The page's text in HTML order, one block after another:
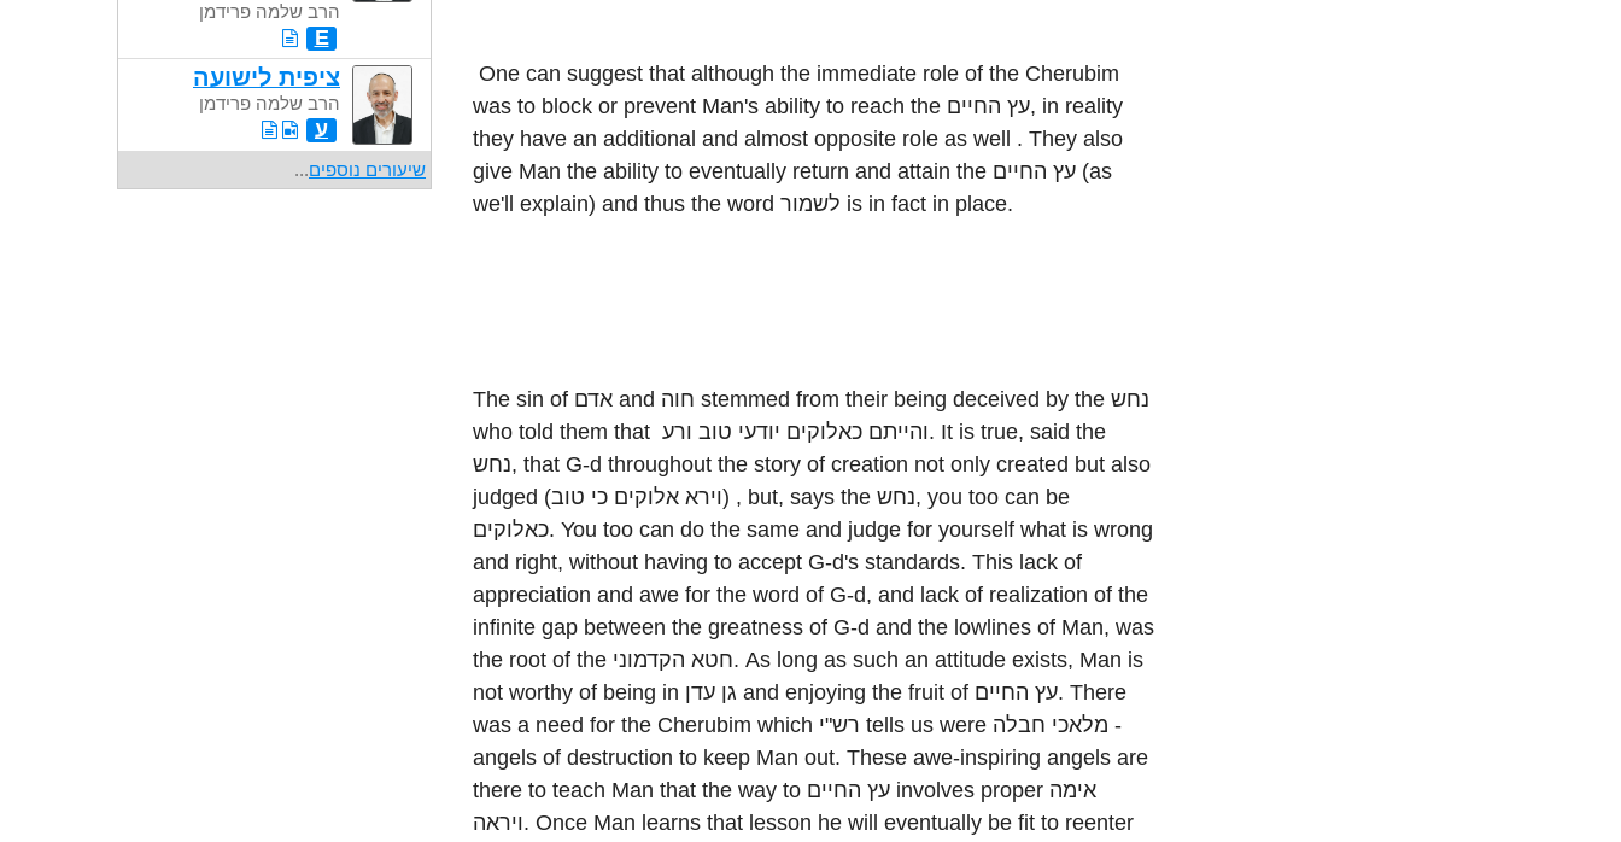
One can suggest that although the immediate role of the Cherubim
was to block or prevent Man's ability to reach the עץ החיים, in reality
they have an additional and almost opposite role as well . They also
give Man the ability to eventually return and attain the עץ החיים (as
we'll explain) and thus the word לשמור is in fact in place.
The sin of אדם and חוה stemmed from their being deceived by the נחש
who told them that והייתם כאלוקים יודעי טוב ורע. It is true, said the
נחש, that G-d throughout the story of creation not only created but also
judged (וירא אלוקים כי טוב) , but, says the נחש, you too can be
כאלוקים. You too can do the same and judge for yourself what is wrong
and right, without having to accept G-d's standards. This lack of
appreciation and awe for the word of G-d, and lack of realization of the
infinite gap between the greatness of G-d and the lowlines of Man, was
the root of the חטא הקדמוני. As long as such an attitude exists, Man is
not worthy of being in גן עדן and enjoying the fruit of עץ החיים. There
was a need for the Cherubim which רש"י tells us were מלאכי חבלה -
angels of destruction to keep Man out. These awe-inspiring angels are
there to teach Man that the way to עץ החיים involves proper אימה
ויראה. Once Man learns that lesson he will eventually be fit to reenter
הרב שלמה פרידמן
E
ציפית לישועה
הרב שלמה פרידמן
ע
שיעורים נוספים...